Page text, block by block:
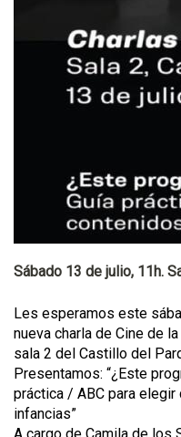
Sábado 13 de julio, 11h.
Les esperamos este
nueva charla de Cine de
sala 2 del Castillo del
Presentamos: “¿Este
práctica / ABC para
infancias”